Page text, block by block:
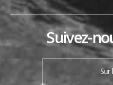
Suivez-